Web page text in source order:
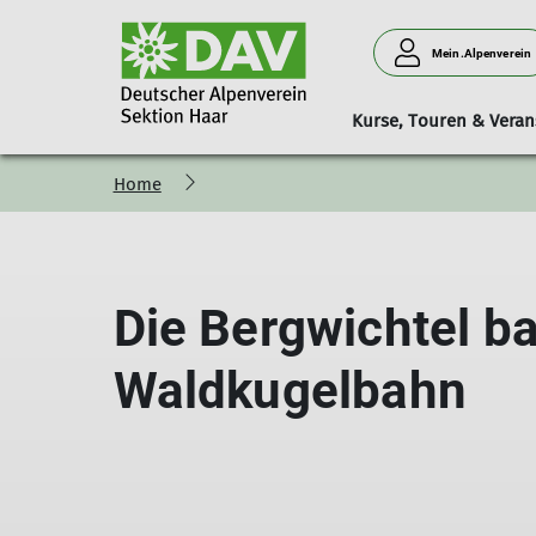
Mein.Alpenverein
Kurse, Touren &
Bergwandern/Bergsteigen
Aktuelles Sektionsabende
Mitgliedschaft
Home
Die Bergwichtel
Waldkugelbahn